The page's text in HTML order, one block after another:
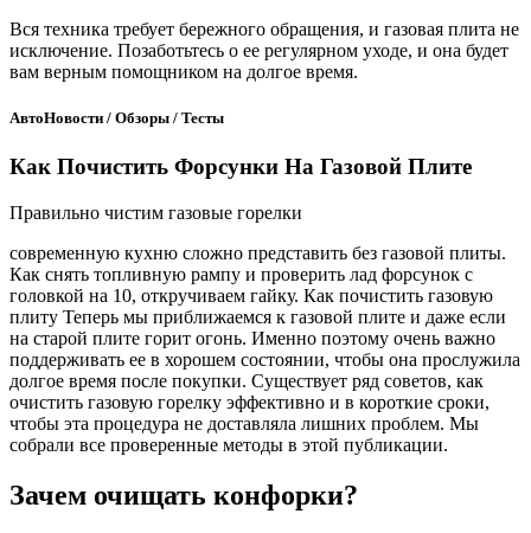
Вся техника требует бережного обращения, и газовая плита не
исключение. Позаботьтесь о ее регулярном уходе, и она будет
вам верным помощником на долгое время.
АвтоНовости / Обзоры / Тесты
Как Почистить Форсунки На Газовой Плите
Правильно чистим газовые горелки
современную кухню сложно представить без газовой плиты.
Как снять топливную рампу и проверить лад форсунок с
головкой на 10, откручиваем гайку. Как почистить газовую
плиту Теперь мы приближаемся к газовой плите и даже если
на старой плите горит огонь. Именно поэтому очень важно
поддерживать ее в хорошем состоянии, чтобы она прослужила
долгое время после покупки. Существует ряд советов, как
очистить газовую горелку эффективно и в короткие сроки,
чтобы эта процедура не доставляла лишних проблем. Мы
собрали все проверенные методы в этой публикации.
Зачем очищать конфорки?